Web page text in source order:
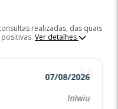
realizadas, das quais
Ver detalhes
07/08/2026
lnlwiu